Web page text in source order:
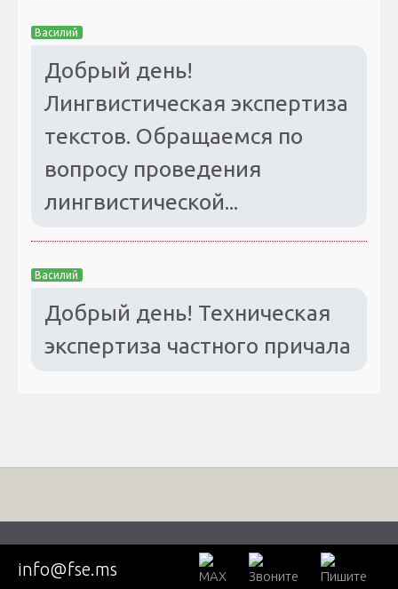
Василий
Добрый день!
Лингвистическая экспертиза
текстов. Обращаемся по
вопросу проведения
лингвистической...
Василий
Добрый день! Техническая
экспертиза частного причала
ВЫСШАЯ ШКОЛА СУДЕБНЫХ ЭКСПЕРТИЗ © 2026. Все
права защищены
info@fse.ms